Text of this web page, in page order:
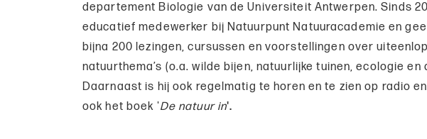
departement Biologie van de Universiteit Antwerpen. Sinds
educatief medewerker bij Natuurpunt Natuuracademie en
bijna 200 lezingen, cursussen en voorstellingen over
natuurthema’s (o.a. wilde bijen, natuurlijke tuinen, ecologie en
Daarnaast is hij ook regelmatig te horen en te zien op radio
ook het boek 'De natuur in'.